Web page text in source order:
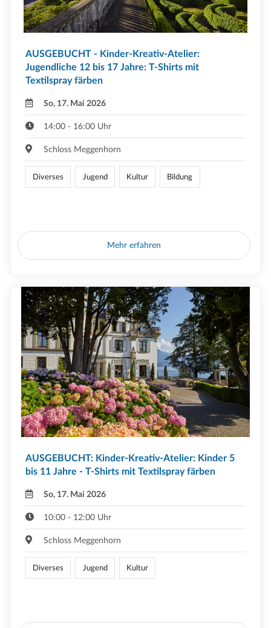
AUSGEBUCHT - Kinder-Kreativ-Atelier:
Jugendliche 12 bis 17 Jahre: T-Shirts mit
Textilspray färben
So, 17. Mai 2026
14:00 - 16:00 Uhr
Schloss Meggenhorn
Diverses Jugend Kultur Bildung
Mehr erfahren
AUSGEBUCHT: Kinder-Kreativ-Atelier: Kinder 5
bis 11 Jahre - T-Shirts mit Textilspray färben
So, 17. Mai 2026
10:00 - 12:00 Uhr
Schloss Meggenhorn
Diverses Jugend Kultur